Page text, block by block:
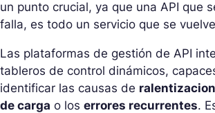
un punto crucial, ya que una API que
falla, es todo un servicio que se
Las plataformas de gestión de API
tableros de control dinámicos,
identificar las causas de
de carga o los errores recurrentes.